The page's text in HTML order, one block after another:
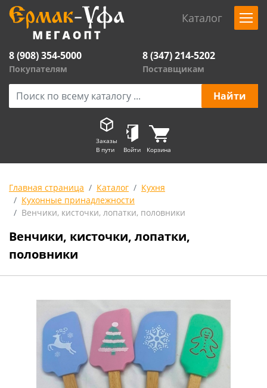
Каталог
8 (908) 354-5000
Покупателям
8 (347) 214-5202
Поставщикам
Заказы
В пути
Войти Корзина
Главная страница Каталог
Кухня
Кухонные принадлежности
Венчики, кисточки, лопатки, половники
Венчики, кисточки, лопатки,
половники